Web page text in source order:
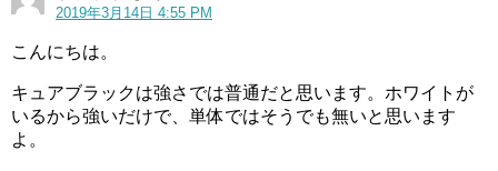
関連記事 プリキュア変身シーン動画まとめ（初代・MH・SS）
2019年3月14日 4:55 PM
こんにちは。
キュアブラックは強さでは普通だと思います。ホワイトが
いるから強いだけで、単体ではそうでも無いと思います
よ。